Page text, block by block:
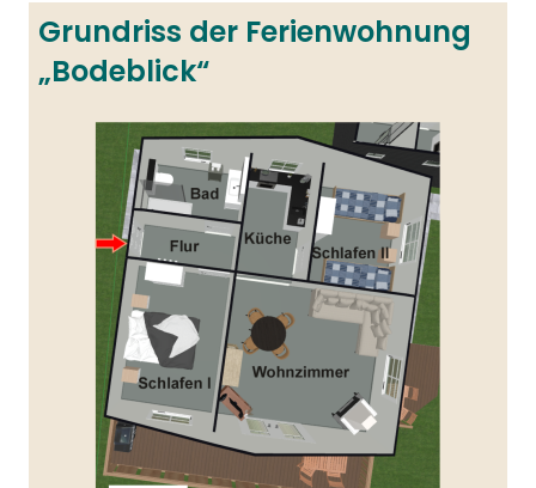
Grundriss der Ferienwohnung
„Bodeblick“